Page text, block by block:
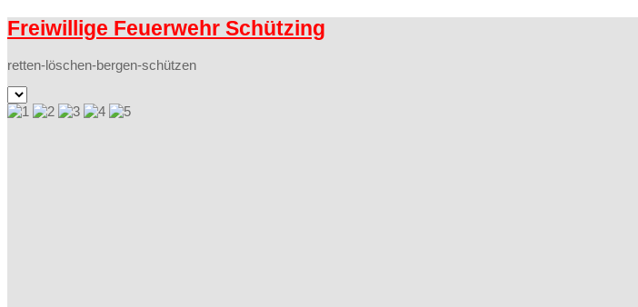
Freiwillige Feuerwehr Schützing
retten-löschen-bergen-schützen